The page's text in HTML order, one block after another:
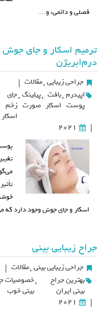
فصلی و دائمی، و…
ترمیم اسکار و جای
درم‌ابریژن
جراحی زیبایی ,مقالات |
اپیدرم
پوست
,بافت
اسکار
,پیلینگ
صورت
,جای
زخم
اسکار
|
2021
اسکار و جای جوش وجود دارد که
جراح زیبایی بینی
جراحی زیبایی بینی ,مقالات |
بهترین جراح
بینی ایران
,خصوصیات
بینی خوب
|
2021